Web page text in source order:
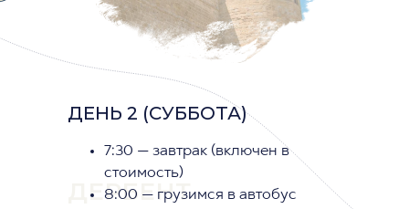
ДЕРБЕНТ
ДЕНЬ 2 (СУББОТА)
7:30 — завтрак (включен в
стоимость)
8:00 — грузимся в автобус